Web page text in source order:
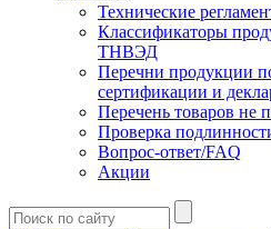
Технические
Классификаторы
ТНВЭД
Перечни продукции
сертификации и
Перечень товаров не
Проверка
Вопрос-ответ/FAQ
Акции